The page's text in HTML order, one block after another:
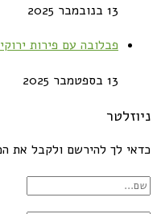
13 בנובמבר 2025
פבלובה עם פירות
13 בספטמבר 2025
ניוזלטר
כדאי לך להירשם ולקבל את